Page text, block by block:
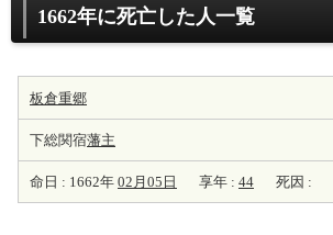
1662年に死亡した人一覧
板倉重郷
下総関宿藩主
命日 : 1662年 02月05日 享年 : 44 死因 :